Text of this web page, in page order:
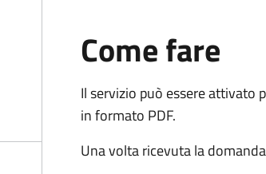
Come fare
Il servizio può essere attivato
in formato PDF.
Una volta ricevuta la